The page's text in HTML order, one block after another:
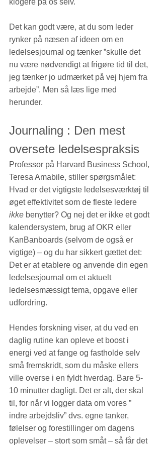
klogere på os selv.
Det kan godt være, at du som leder
rynker på næsen af ideen om en
ledelsesjournal og tænker ”skulle det
nu være nødvendigt at frigøre tid til det,
jeg tænker jo udmærket på vej hjem fra
arbejde”. Men så læs lige med
herunder.
Journaling : Den mest
oversete ledelsespraksis
Professor på Harvard Business School,
Teresa Amabile, stiller spørgsmålet:
Hvad er det vigtigste ledelsesværktøj til
øget effektivitet som de fleste ledere
ikke benytter? Og nej det er ikke et godt
kalendersystem, brug af OKR eller
KanBanboards (selvom de også er
vigtige) – og du har sikkert gættet det:
Det er at etablere og anvende din egen
ledelsesjournal om et aktuelt
ledelsesmæssigt tema, opgave eller
udfordring.
Hendes forskning viser, at du ved en
daglig rutine kan opleve et boost i
energi ved at fange og fastholde selv
små fremskridt, som du måske ellers
ville overse i en fyldt hverdag. Bare 5-
10 minutter dagligt. Det er alt, der skal
til, for når vi logger data om vores ”
indre arbejdsliv” dvs. egne tanker,
følelser og forestillinger om dagens
oplevelser – stort som småt – så får det